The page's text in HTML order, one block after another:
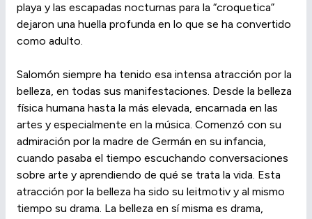
playa y las escapadas nocturnas para la “croquetica”
dejaron una huella profunda en lo que se ha convertido
como adulto.
Salomón siempre ha tenido esa intensa atracción por la
belleza, en todas sus manifestaciones. Desde la belleza
física humana hasta la más elevada, encarnada en las
artes y especialmente en la música. Comenzó con su
admiración por la madre de Germán en su infancia,
cuando pasaba el tiempo escuchando conversaciones
sobre arte y aprendiendo de qué se trata la vida. Esta
atracción por la belleza ha sido su leitmotiv y al mismo
tiempo su drama. La belleza en sí misma es drama,